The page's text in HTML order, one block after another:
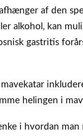
af den
alkohol, kan
gastritis
helingen i
i hvordan